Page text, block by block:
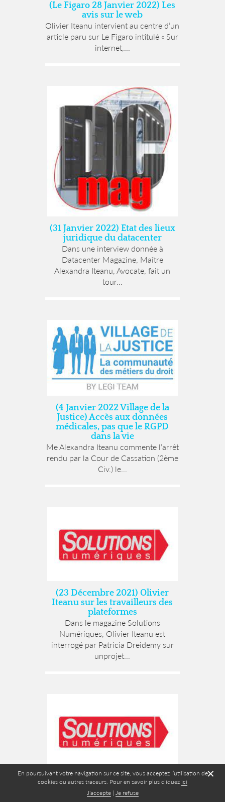
✕
En poursuivant votre navigation sur ce site, vous acceptez l’utilisation de
cookies ou autres traceurs. Pour en savoir plus cliquez ici
J'accepte| Je refuse
(Le Figaro 28 Janvier 2022) Les
avis sur le web
Olivier Iteanu intervient au centre d’un
article paru sur Le Figaro intitulé « Sur
internet,...
(31 Janvier 2022) Etat des lieux
juridique du datacenter
Dans une interview donnée à
Datacenter Magazine, Maître
Alexandra Iteanu, Avocate, fait un
tour...
(4 Janvier 2022 Village de la
Justice) Accès aux données
médicales, pas que le RGPD
dans la vie
Me Alexandra Iteanu commente l’arrêt
rendu par la Cour de Cassation (2ème
Civ.) le...
(23 Décembre 2021) Olivier
Iteanu sur les travailleurs des
plateformes
Dans le magazine Solutions
Numériques, Olivier Iteanu est
interrogé par Patricia Dreidemy sur
unprojet...
(Octobre 2021 – Solutions
Numériques) Cloud au Centre,
l’Etat met Office 365 de